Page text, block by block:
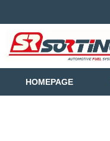
HOMEPAGE